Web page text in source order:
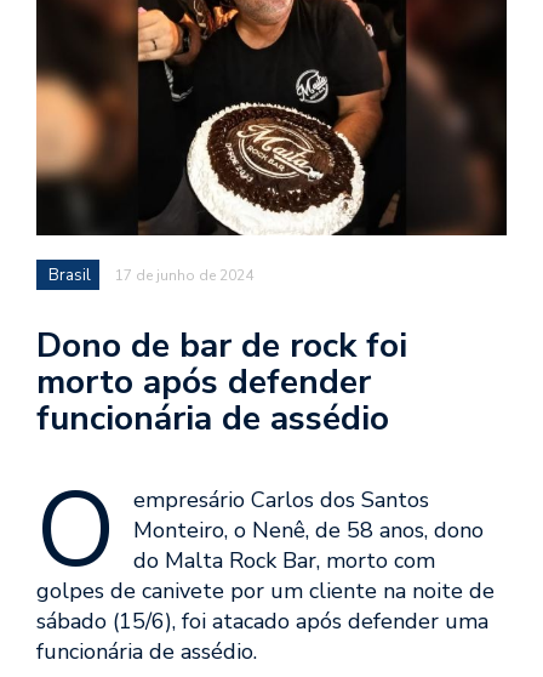
Brasil 17 de junho de 2024
Dono de bar de rock foi
morto após defender
funcionária de assédio
O
empresário Carlos dos Santos
Monteiro, o Nenê, de 58 anos, dono
do Malta Rock Bar, morto com
golpes de canivete por um cliente na noite de
sábado (15/6), foi atacado após defender uma
funcionária de assédio.